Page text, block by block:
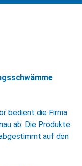
bedient die Firma
ab. Die Produkte
auf den